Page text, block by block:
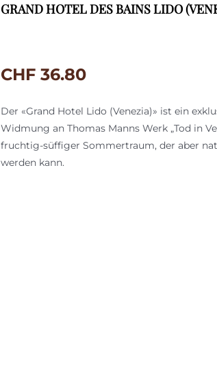
GRAND HOTEL DES BAINS LIDO
CHF 36.80
Der «Grand Hotel Lido (Venezia)» ist ein
Widmung an Thomas Manns Werk „Tod in
fruchtig-süffiger Sommertraum, der aber
werden kann.